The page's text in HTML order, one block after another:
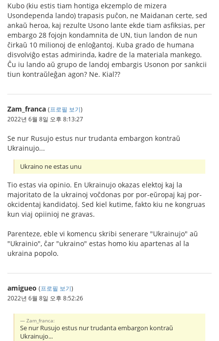
Kubo (kiu estis tiam hontiga ekzemplo de mizera
Usondependa lando) trapasis puĉon, ne Maidanan certe, sed
ankaŭ heroa, kaj rezulte Usono lante ekde tiam asfiksias, per
embargo 28 fojojn kondamnita de UN, tiun landon de nun
ĉirkaŭ 10 milionoj de enloĝantoj. Kuba grado de humana
disvolviĝo estas admirinda, kadre de la materiala mankego.
Ĉu iu lando aŭ grupo de landoj embargis Usonon por sankcii
tiun kontraŭleĝan agon? Ne. Kial??
Zam_franca (프로필 보기)
2022년 6월 8일 오후 8:13:27
Se nur Rusujo estus nur trudanta embargon kontraŭ
Ukrainujo...
Ukraino ne estas unu
Tio estas via opinio. En Ukrainujo okazas elektoj kaj la
majoritato de la ukrainoj voĉdonas por por-eŭropaj kaj por-
okcidentaj kandidatoj. Sed kiel kutime, fakto kiu ne kongruas
kun viaj opiinioj ne gravas.
Parenteze, eble vi komencu skribi senerare "Ukrainujo" aŭ
"Ukrainio", ĉar "ukraino" estas homo kiu apartenas al la
ukraina popolo.
amigueo (프로필 보기)
2022년 6월 8일 오후 8:52:26
Zam_franca:
Se nur Rusujo estus nur trudanta embargon kontraŭ
Ukrainujo...